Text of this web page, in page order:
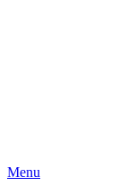
Menu